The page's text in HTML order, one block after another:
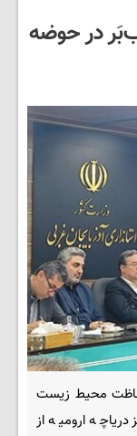
در حوضه
محیط زیست
ارومیه از